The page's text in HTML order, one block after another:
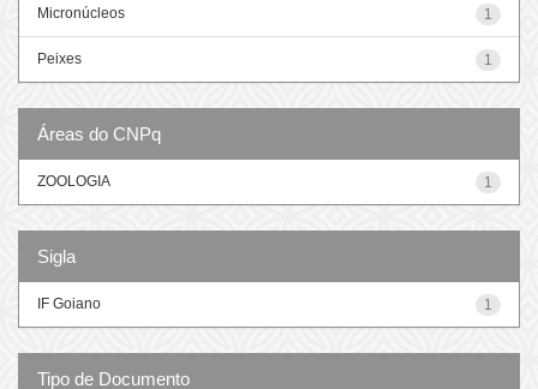
1
Micronúcleos
1
Peixes
Áreas do CNPq
1
ZOOLOGIA
Sigla
1
IF Goiano
Tipo de Documento